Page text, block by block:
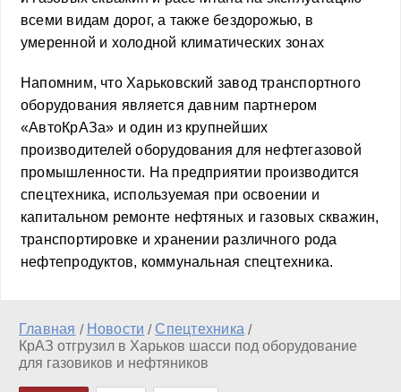
всеми видам дорог, а также бездорожью, в
умеренной и холодной климатических зонах
Напомним, что Харьковский завод транспортного
оборудования является давним партнером
«АвтоКрАЗа» и один из крупнейших
производителей оборудования для нефтегазовой
промышленности. На предприятии производится
спецтехника, используемая при освоении и
капитальном ремонте нефтяных и газовых скважин,
транспортировке и хранении различного рода
нефтепродуктов, коммунальная спецтехника.
Главная / Новости / Спецтехника /
КрАЗ отгрузил в Харьков шасси под оборудование
для газовиков и нефтяников